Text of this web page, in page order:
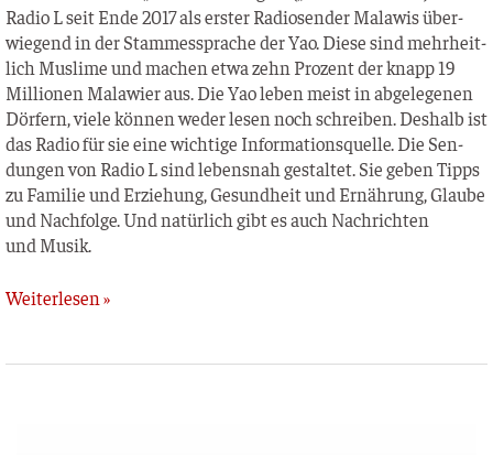
Radio L seit Ende 2017 als ers­ter Radio­sen­der Mala­wis über­
wie­gend in der Stam­mes­spra­che der Yao. Die­se sind mehr­heit­
lich Mus­li­me und machen etwa zehn Pro­zent der knapp 19
Mil­lio­nen Mala­wi­er aus. Die Yao leben meist in abge­le­ge­nen
Dör­fern, vie­le kön­nen weder lesen noch schrei­ben. Des­halb ist
das Radio für sie eine wich­ti­ge Infor­ma­ti­ons­quel­le. Die Sen­
dun­gen von Radio L sind lebens­nah gestal­tet. Sie geben Tipps
zu Fami­lie und Erzie­hung, Gesund­heit und Ernäh­rung, Glau­be
und Nach­fol­ge. Und natür­lich gibt es auch Nach­rich­ten
und Musik.
Weiterlesen »